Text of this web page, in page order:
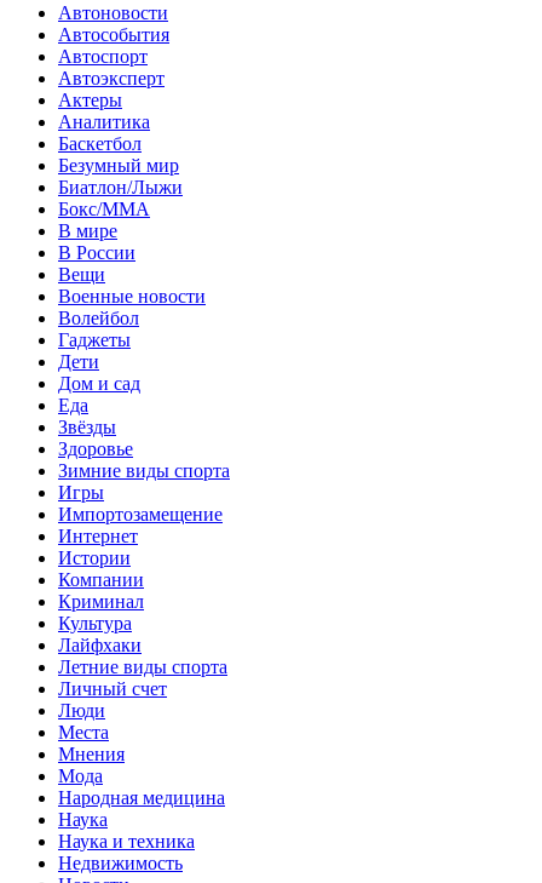
Автоновости
Автособытия
Автоспорт
Автоэксперт
Актеры
Аналитика
Баскетбол
Безумный мир
Биатлон/Лыжи
Бокс/MMA
В мире
В России
Вещи
Военные новости
Волейбол
Гаджеты
Дети
Дом и сад
Еда
Звёзды
Здоровье
Зимние виды спорта
Игры
Импортозамещение
Интернет
Истории
Компании
Криминал
Культура
Лайфхаки
Летние виды спорта
Личный счет
Люди
Места
Мнения
Мода
Народная медицина
Наука
Наука и техника
Недвижимость